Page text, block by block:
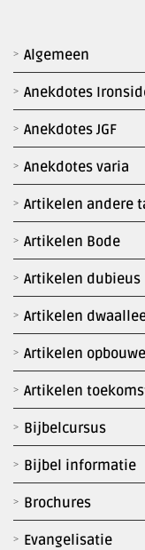
Algemeen
Anekdotes
Anekdotes JGF
Anekdotes varia
Artikelen andere
Artikelen Bode
Artikelen dubieus
Artikelen
Artikelen
Artikelen
Bijbelcursus
Bijbel informatie
Brochures
Evangelisatie